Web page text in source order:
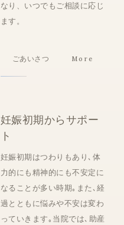
なり、いつでもご相談に応じ
ます。
ごあいさつ
妊娠初期からサポー
ト
妊娠初期はつわりもあり､体
力的にも精神的にも不安定に
なることが多い時期｡また､経
過とともに悩みや不安は変わ
っていきます｡当院では､助産